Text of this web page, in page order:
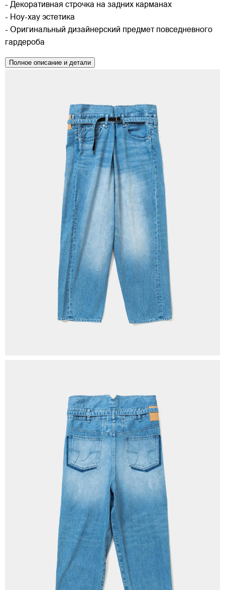
- Декоративная строчка на задних карманах
- Ноу-хау эстетика
- Оригинальный дизайнерский предмет повседневного
гардероба
Полное описание и детали